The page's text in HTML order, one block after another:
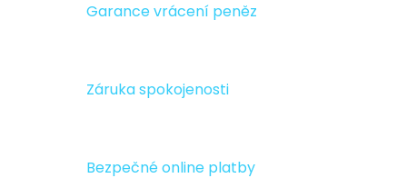
Garance vrácení peněz
Záruka spokojenosti
Bezpečné online platby